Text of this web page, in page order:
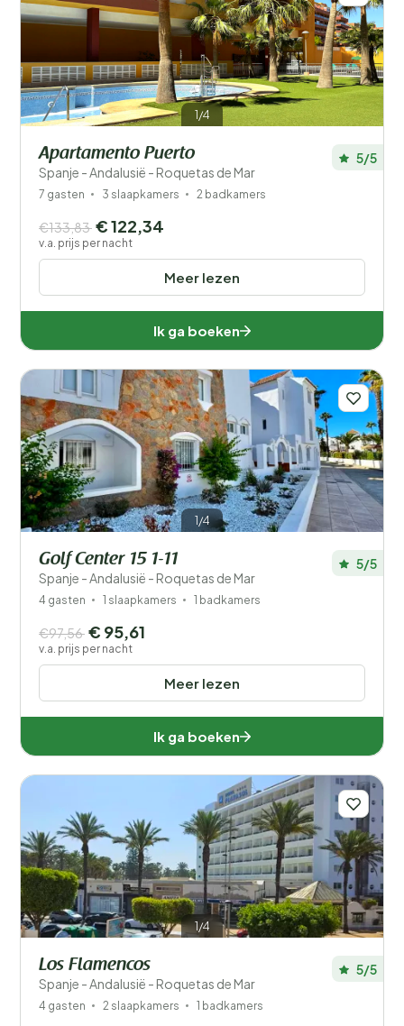
1/4
Apartamento Puerto
Spanje - Andalusië - Roquetas de Mar
5/5
7 gasten 3 slaapkamers 2 badkamers
Meer lezen
€133,83 € 122,34
v.a. prijs per nacht
Ik ga boeken
1/4
Golf Center 15 1-11
Spanje - Andalusië - Roquetas de Mar
5/5
4 gasten 1 slaapkamers 1 badkamers
Meer lezen
€97,56 € 95,61
v.a. prijs per nacht
Ik ga boeken
1/4
Los Flamencos
Spanje - Andalusië - Roquetas de Mar
5/5
4 gasten 2 slaapkamers 1 badkamers